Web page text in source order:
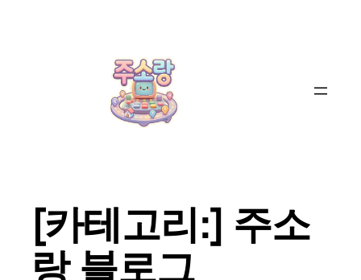
[카테고리:] 주소
랑 블로그